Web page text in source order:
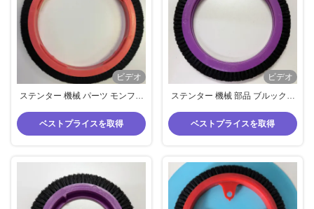
ビデオ
ステンター 機械 パーツ モンフォ
型 豚毛 外径 220mm
ベストプライスを取得
ビデオ
ステンター 機械 部品 ブルックナ
根 ブラシ 外径 220mm
ベストプライスを取得